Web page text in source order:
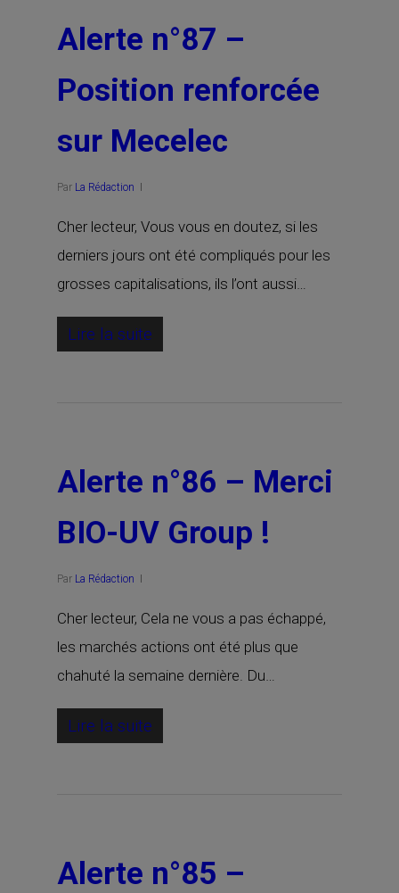
Alerte n°87 –
Position renforcée
sur Mecelec
Par La Rédaction
Cher lecteur, Vous vous en doutez, si les
derniers jours ont été compliqués pour les
grosses capitalisations, ils l’ont aussi…
Lire la suite
Alerte n°86 – Merci
BIO-UV Group !
Par La Rédaction
Cher lecteur, Cela ne vous a pas échappé,
les marchés actions ont été plus que
chahuté la semaine dernière. Du…
Lire la suite
Alerte n°85 –